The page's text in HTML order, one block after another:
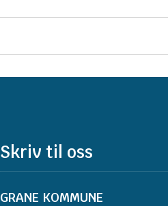
Skriv til oss
GRANE KOMMUNE